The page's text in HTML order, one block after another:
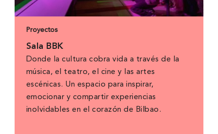
Proyectos
Sala BBK
Donde la cultura cobra vida a través de la
música, el teatro, el cine y las artes
escénicas. Un espacio para inspirar,
emocionar y compartir experiencias
inolvidables en el corazón de Bilbao.